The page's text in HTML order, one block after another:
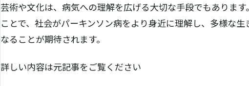
芸術や文化は、病気への理解を広げる大切な手段でもありま
ことで、社会がパーキンソン病をより身近に理解し、多様な生
なることが期待されます。
詳しい内容は元記事をご覧ください